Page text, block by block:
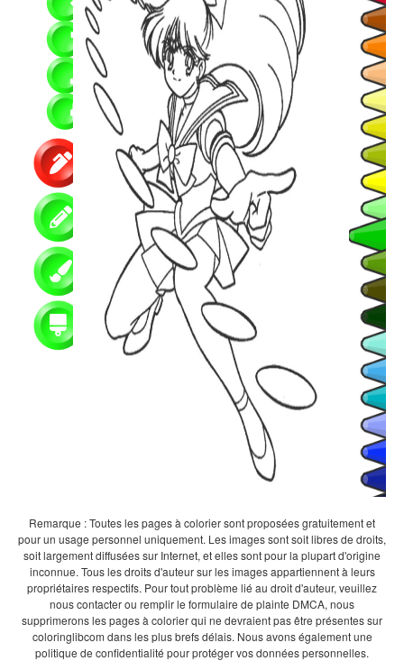
Remarque : Toutes les pages à colorier sont proposées gratuitement et
pour un usage personnel uniquement. Les images sont soit libres de droits,
soit largement diffusées sur Internet, et elles sont pour la plupart d'origine
inconnue. Tous les droits d'auteur sur les images appartiennent à leurs
propriétaires respectifs. Pour tout problème lié au droit d'auteur, veuillez
nous contacter ou remplir le formulaire de plainte DMCA, nous
supprimerons les pages à colorier qui ne devraient pas être présentes sur
coloringlibcom dans les plus brefs délais. Nous avons également une
politique de confidentialité pour protéger vos données personnelles.